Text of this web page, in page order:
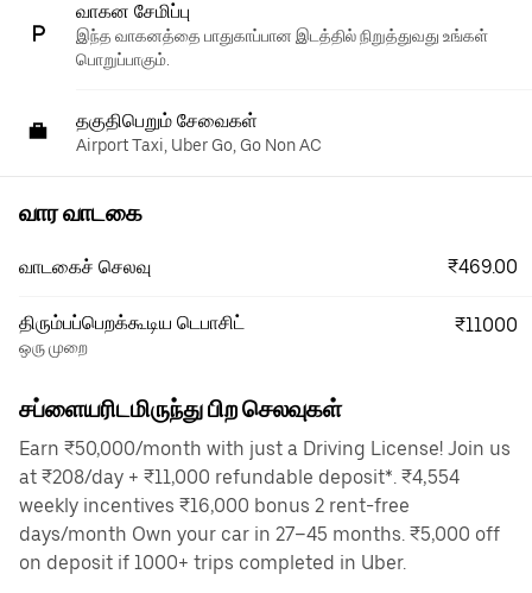
வாகன சேமிப்பு
இந்த வாகனத்தை பாதுகாப்பான இடத்தில் நிறுத்துவது உங்கள்
பொறுப்பாகும்.
தகுதிபெறும் சேவைகள்
Airport Taxi, Uber Go, Go Non AC
வார வாடகை
வாடகைச் செலவு ₹469.00
திரும்பப்பெறக்கூடிய டெபாசிட்
ஒரு முறை
₹11000
சப்ளையரிடமிருந்து பிற செலவுகள்
Earn ₹50,000/month with just a Driving License! Join us
at ₹208/day + ₹11,000 refundable deposit*. ₹4,554
weekly incentives ₹16,000 bonus 2 rent-free
days/month Own your car in 27–45 months. ₹5,000 off
on deposit if 1000+ trips completed in Uber.